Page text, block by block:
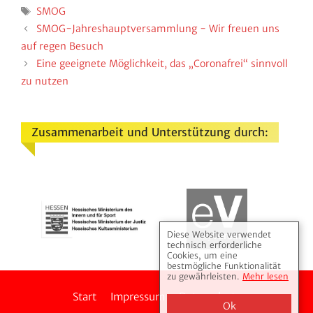
Schlagwörter
SMOG
SMOG-Jahres­haupt­ver­samm­lung - Wir freuen uns
auf regen Besuch
Eine geeig­nete Möglich­keit, das „Coro­nafrei“ sinn­voll
zu nutzen
Zusammenarbeit und Unterstützung durch:
Start Impressum Daten­schutz
Diese Website verwendet
technisch erforderliche
Cookies, um eine
bestmögliche Funktionalität
zu gewährleisten. Mehr lesen
Ok